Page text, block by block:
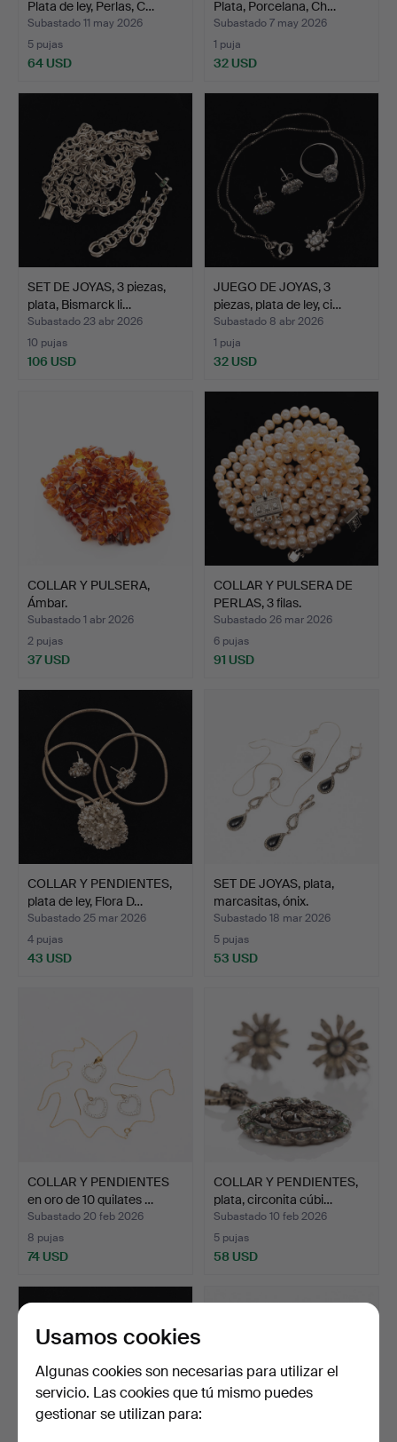
Plata de ley, Perlas, C…
Subastado 11 may 2026
5 pujas
64 USD
Plata, Porcelana, Ch…
Subastado 7 may 2026
1 puja
32 USD
SET DE JOYAS, 3 piezas,
plata, Bismarck li…
Subastado 23 abr 2026
10 pujas
106 USD
JUEGO DE JOYAS, 3
piezas, plata de ley, ci…
Subastado 8 abr 2026
1 puja
32 USD
COLLAR Y PULSERA,
Ámbar.
Subastado 1 abr 2026
2 pujas
37 USD
COLLAR Y PULSERA DE
PERLAS, 3 filas.
Subastado 26 mar 2026
6 pujas
91 USD
COLLAR Y PENDIENTES,
plata de ley, Flora D…
Subastado 25 mar 2026
4 pujas
43 USD
SET DE JOYAS, plata,
marcasitas, ónix.
Subastado 18 mar 2026
5 pujas
53 USD
COLLAR Y PENDIENTES
en oro de 10 quilates …
Subastado 20 feb 2026
8 pujas
74 USD
COLLAR Y PENDIENTES,
plata, circonita cúbi…
Subastado 10 feb 2026
5 pujas
58 USD
Usamos cookies
Algunas cookies son necesarias para utilizar el
servicio. Las cookies que tú mismo puedes
gestionar se utilizan para: